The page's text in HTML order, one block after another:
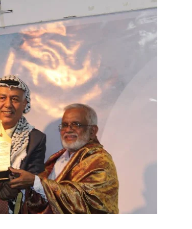
3,397 பட்டதாரிகளுக்கு பட்டங்கள் –
பவள விழா ஏற்பாடுகள் தொடர்பாக அம்பாறை
நாபி எம். முஸ்னி பதவியேற்பு
அதிசயம்
செயற்பாட்டு முகாம்
ரீஜென்சி டி20 பிளாஸ்ட் கிரிக்கெட் சுற்றுப்போட்டி
இணைந்து அம்பாறையில் விசேட விழிப்புணர்வு
சரீரப் பிணை-கல்முனை நீதிவான் நீதிமன்றம்
கொள்கையை நோக்கி வடகிழக்கு மக்கள்
- இந்தியாவுக்கு வறட்சி, வெள்ளம் மற்றும்